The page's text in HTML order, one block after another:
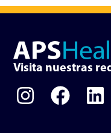
Visita nuestras